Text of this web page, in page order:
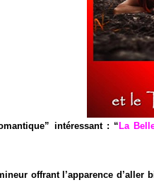
intéressant : “ La
offrant l’apparence